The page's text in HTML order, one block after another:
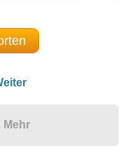
Mehr